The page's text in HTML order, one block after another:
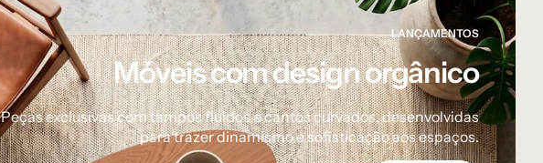
LANÇAMENTOS
Móveis com design orgânico
Peças exclusivas com tampos fluidos e cantos curvados, desenvolvidas
para trazer dinamismo e sofisticação aos espaços.